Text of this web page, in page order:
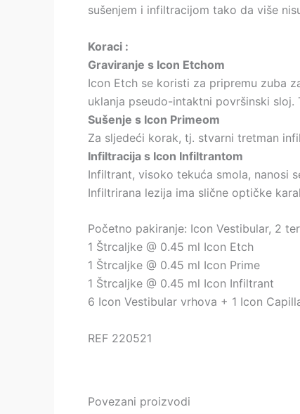
sušenjem i infiltracijom tako da više
Koraci :
Graviranje s Icon Etchom
Icon Etch se koristi za pripremu zuba
uklanja pseudo-intaktni površinski
Sušenje s Icon Primeom
Za sljedeći korak, tj. stvarni tretman
Infiltracija s Icon Infiltrantom
Infiltrant, visoko tekuća smola, nanosi
Infiltrirana lezija ima slične optičke
Početno pakiranje: Icon Vestibular, 2
1 Štrcaljke @ 0.45 ml Icon Etch
1 Štrcaljke @ 0.45 ml Icon Prime
1 Štrcaljke @ 0.45 ml Icon Infiltrant
6 Icon Vestibular vrhova + 1 Icon
REF 220521
Povezani proizvodi